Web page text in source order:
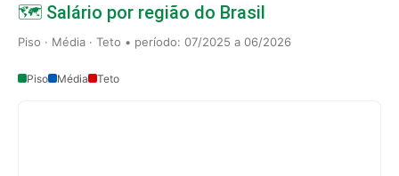
🗺️ Salário por região do Brasil
Piso · Média · Teto • período: 07/2025 a 06/2026
Piso Média Teto